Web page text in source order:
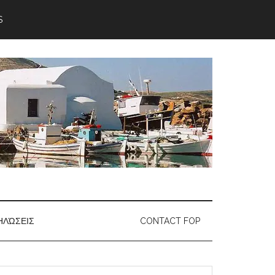
CONTACT FOP